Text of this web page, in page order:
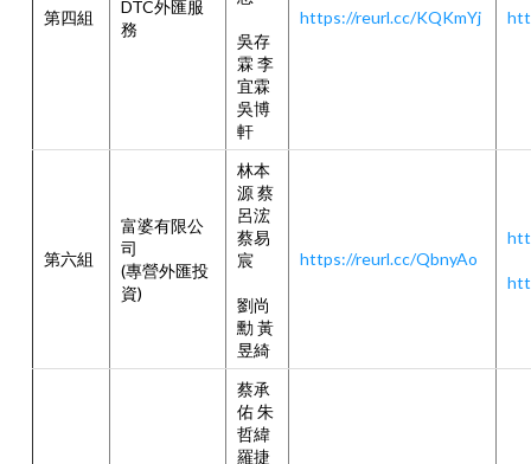
第四組
DTC外匯服
務
吳存
霖 李
宜霖
吳博
軒
https://reurl.cc/KQKmYj
第六組
富婆有限公
司
(專營外匯投
資)
林本
源 蔡
呂浤
蔡易
宸
劉尚
勳 黃
昱綺
https://reurl.cc/QbnyAo
蔡承
佑 朱
哲緯
羅捷